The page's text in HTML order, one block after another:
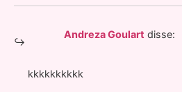
Andreza Goulart disse:
kkkkkkkkkk